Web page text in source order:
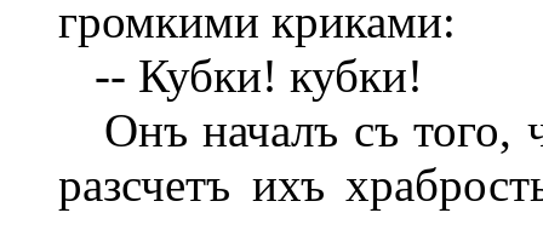
громкими криками:
-- Кубки! кубки!
Онъ началъ съ того,
разсчетъ ихъ